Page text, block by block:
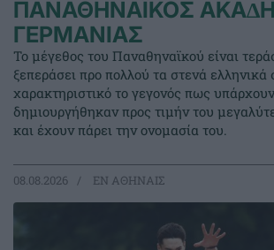
ΠΑΝΑΘΗΝΑΪΚΟΣ
ΓΕΡΜΑΝΙΑΣ
Το μέγεθος του Παναθηναϊκού είναι
ξεπεράσει προ πολλού τα στενά ελληνικά
χαρακτηριστικό το γεγονός πως
δημιουργήθηκαν προς τιμήν του
και έχουν πάρει την ονομασία του.
08.08.2026 EΝ ΑΘΗΝΑΙΣ